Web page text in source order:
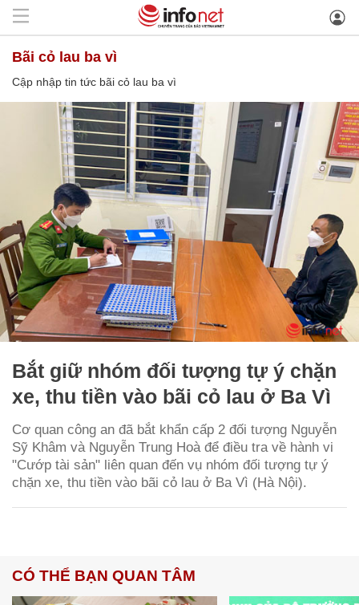
bãi cỏ lau ba vì
Cập nhập tin tức bãi cỏ lau ba vì
Bắt giữ nhóm đối tượng tự ý chặn
xe, thu tiền vào bãi cỏ lau ở Ba Vì
Cơ quan công an đã bắt khẩn cấp 2 đối tượng Nguyễn
Sỹ Khâm và Nguyễn Trung Hoà để điều tra về hành vi
"Cướp tài sản" liên quan đến vụ nhóm đối tượng tự ý
chặn xe, thu tiền vào bãi cỏ lau ở Ba Vì (Hà Nội).
CÓ THỂ BẠN QUAN TÂM